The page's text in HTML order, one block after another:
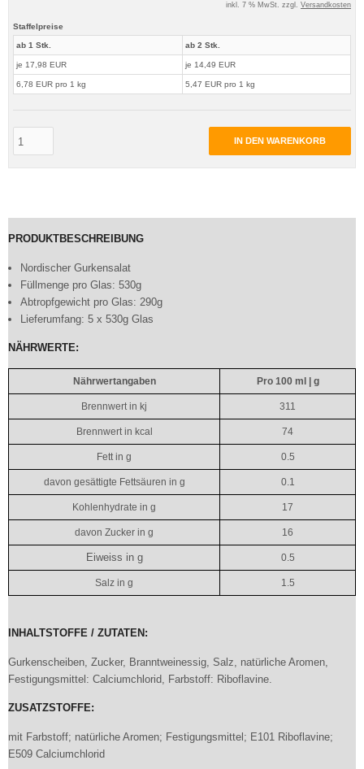
inkl. 7 % MwSt. zzgl. Versandkosten
Staffelpreise
ab 1 Stk.
je 17,98 EUR
6,78 EUR pro 1 kg
ab 2 Stk.
je 14,49 EUR
5,47 EUR pro 1 kg
IN DEN WARENKORB
PRODUKTBESCHREIBUNG
Nordischer Gurkensalat
Füllmenge pro Glas: 530g
Abtropfgewicht pro Glas: 290g
Lieferumfang: 5 x 530g Glas
NÄHRWERTE:
Nährwertangaben Pro 100 ml | g
Brennwert in kj 311
Brennwert in kcal 74
Fett in g 0.5
davon gesättigte Fettsäuren in g 0.1
Kohlenhydrate in g 17
davon Zucker in g 16
Eiweiss in g 0.5
Salz in g 1.5
INHALTSTOFFE / ZUTATEN:
Gurkenscheiben, Zucker, Branntweinessig, Salz, natürliche Aromen,
Festigungsmittel: Calciumchlorid, Farbstoff: Riboflavine.
ZUSATZSTOFFE:
mit Farbstoff; natürliche Aromen; Festigungsmittel; E101 Riboflavine;
E509 Calciumchlorid